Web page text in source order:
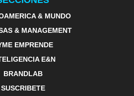
& MUNDO
& MANAGEMENT
EMPRENDE
E&N
BRANDLAB
SUSCRIBETE